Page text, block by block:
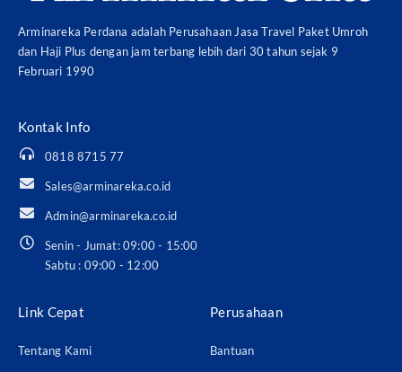
Arminareka Perdana adalah Perusahaan Jasa Travel Paket Umroh
dan Haji Plus dengan jam terbang lebih dari 30 tahun sejak 9
Februari 1990
Kontak Info
0818 8715 77
Sales@arminareka.co.id
Admin@arminareka.co.id
Senin - Jumat: 09:00 - 15:00
Sabtu : 09:00 - 12:00
Link Cepat
Tentang Kami
Perusahaan
Bantuan